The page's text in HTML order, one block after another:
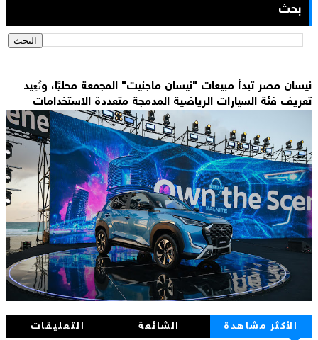
بحث
نيسان مصر تبدأ مبيعات "نيسان ماجنيت" المجمعة محليًا، وتُعِيد
تعريف فئة السيارات الرياضية المدمجة متعددة الاستخدامات
الأكثر مشاهدة الشائعة التعليقات